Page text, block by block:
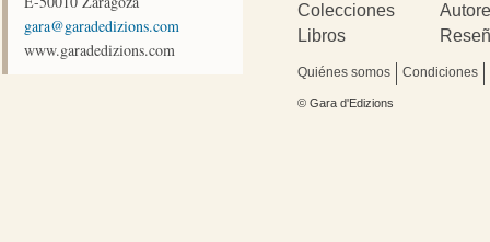
moc.snoizidedarag@arag
www.garadedizions.com
Colecciones
Libros
Quiénes somos Condiciones
© Gara d'Edizions